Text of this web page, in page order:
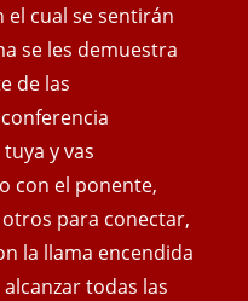
el cual se sentirán
se les demuestra
de las
y vas
con el ponente,
para conectar,
la llama encendida
todas las